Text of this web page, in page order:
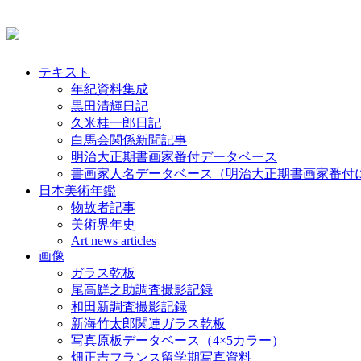
テキスト
年紀資料集成
黒田清輝日記
久米桂一郎日記
白馬会関係新聞記事
明治大正期書画家番付データベース
書画家人名データベース（明治大正期書画家番付
日本美術年鑑
物故者記事
美術界年史
Art news articles
画像
ガラス乾板
尾高鮮之助調査撮影記録
和田新調査撮影記録
新海竹太郎関連ガラス乾板
写真原板データベース（4×5カラー）
畑正吉フランス留学期写真資料